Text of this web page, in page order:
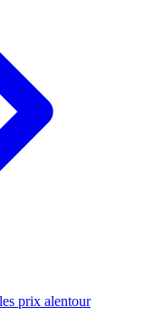
prix alentour